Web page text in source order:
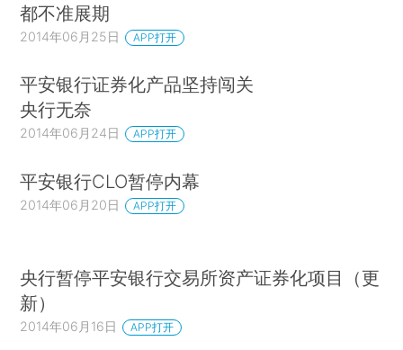
都不准展期
2014年06月25日 APP打开
平安银行证券化产品坚持闯关
央行无奈
2014年06月24日 APP打开
平安银行CLO暂停内幕
2014年06月20日 APP打开
央行暂停平安银行交易所资产证券化项目（更
新）
2014年06月16日 APP打开